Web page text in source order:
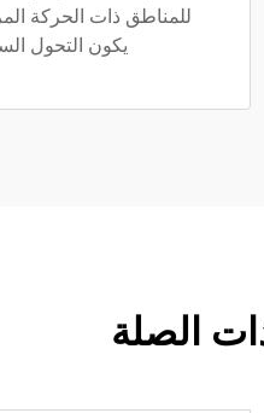
للمناطق ذات الحركة
يكون التحول
الصلة